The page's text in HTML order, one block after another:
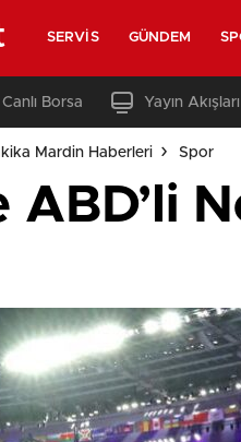
SERVIS GÜNDEM
Canlı Borsa Yayın Akışları
Mardin Haberleri Spor